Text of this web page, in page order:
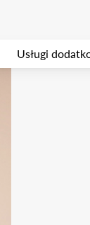
Usługi